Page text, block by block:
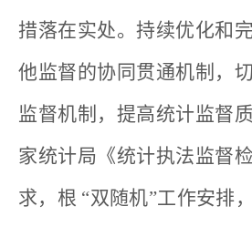
措落在实处。持续优化和
他监督的协同贯通机制，
监督机制，提高统计监督
家统计局《统计执法监督
求，根 “双随机”工作安排